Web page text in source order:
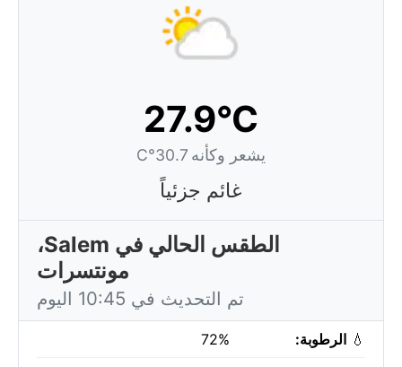
27.9°C
يشعر وكأنه 30.7°C
غائم جزئياً
الطقس الحالي في Salem،
مونتسرات
تم التحديث في 10:45 اليوم
💧 الرطوبة: 72%